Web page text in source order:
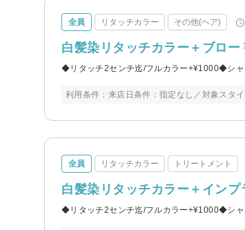
全員 リタッチカラー その他(ヘア)
白髪染リタッチカラー＋ブロー
◆リタッチ2センチ迄/フルカラー+¥1000◆シャ
利用条件：来店日条件：指定なし／対象スタ
全員 リタッチカラー トリートメント
白髪染リタッチカラー＋イン
◆リタッチ2センチ迄/フルカラー+¥1000◆シャ